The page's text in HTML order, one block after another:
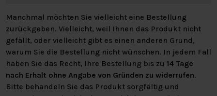
Manchmal möchten Sie vielleicht eine Bestellung
zurückgeben. Vielleicht, weil Ihnen das Produkt nicht
gefällt, oder vielleicht gibt es einen anderen Grund,
warum Sie die Bestellung nicht wünschen. In jedem Fall
haben Sie das Recht, Ihre Bestellung bis zu 14 Tage
nach Erhalt ohne Angabe von Gründen zu widerrufen.
Bitte behandeln Sie das Produkt sorgfältig und